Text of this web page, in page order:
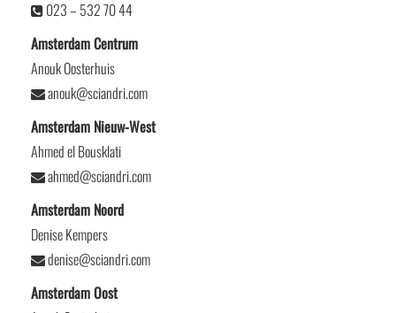
023 – 532 70 44
Amsterdam Centrum
Anouk Oosterhuis
anouk@sciandri.com
Amsterdam Nieuw-West
Ahmed el Bousklati
ahmed@sciandri.com
Amsterdam Noord
Denise Kempers
denise@sciandri.com
Amsterdam Oost